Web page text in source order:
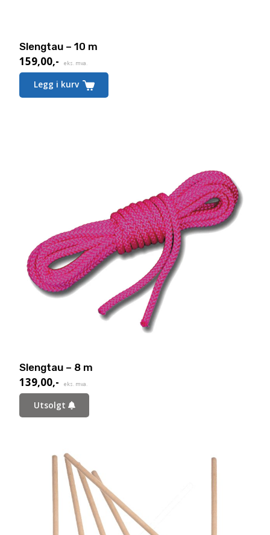
Slengtau – 10 m
159,00,- eks. mva.
Legg i kurv
Slengtau – 8 m
139,00,- eks. mva.
Utsolgt